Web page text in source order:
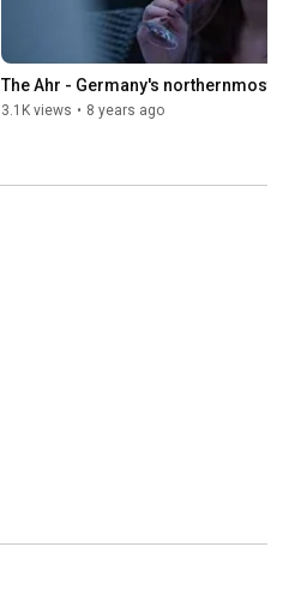
The Ahr - Germany's northernmost
3.1K views • 8 years ago